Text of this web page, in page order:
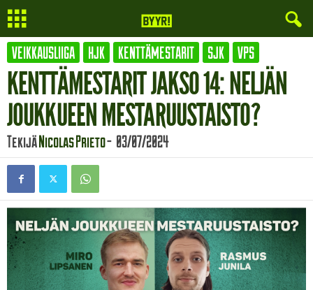
VEIKKAUSLIIGA HJK KENTTÄMESTARIT SJK VPS
KENTTÄMESTARIT JAKSO 14: NELJÄN
JOUKKUEEN MESTARUUSTAISTO?
TekijäNicolas Prieto- 03/07/2024